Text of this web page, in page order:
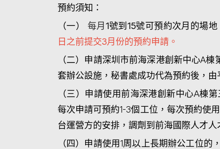
預約須知 ：
（一） 每月 1號到15號可預約次月的場
日之前提交3月份的預約申請。
（二）申請深圳市前海深港創新中心A
套辦公設施，秘書處成功代為預約後，由
（三）申請使用前海深港創新中心A棟
每次申請可預約1-3個工位，每次預約使
台運營方的安排，調劑到前海國際人才
（四）申請使用1周以上長期辦公工位